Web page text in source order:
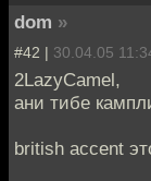
dom »
#42 | 30.04.05
2LazyCamel,
ани тибе
british accent